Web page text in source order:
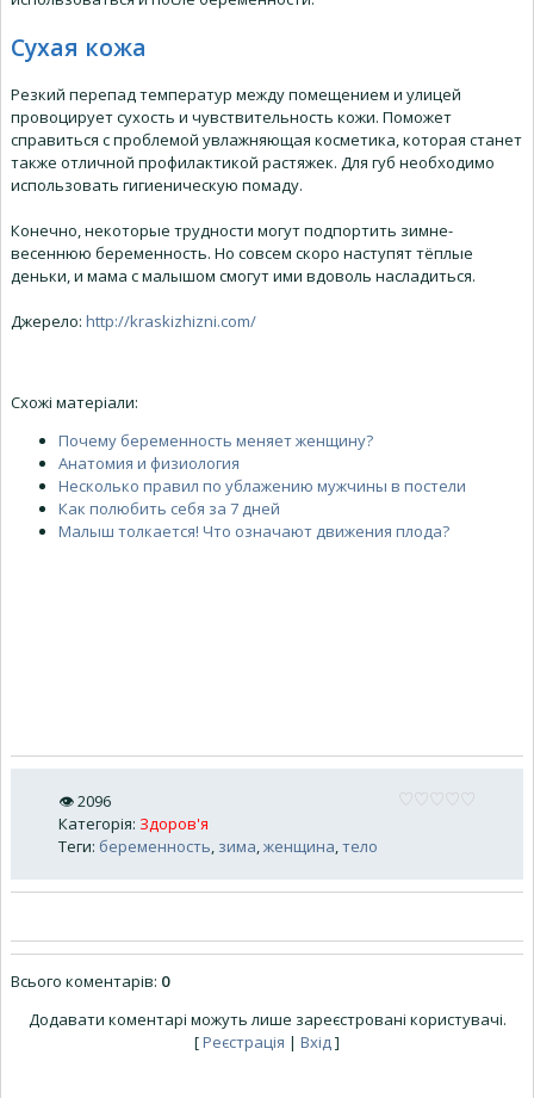
Сухая кожа
Резкий перепад температур между помещением и улицей
провоцирует сухость и чувствительность кожи. Поможет
справиться с проблемой увлажняющая косметика, которая станет
также отличной профилактикой растяжек. Для губ необходимо
использовать гигиеническую помаду.
Конечно, некоторые трудности могут подпортить зимне-
весеннюю беременность. Но совсем скоро наступят тёплые
деньки, и мама с малышом смогут ими вдоволь насладиться.
Джерело: http://kraskizhizni.com/
Схожі матеріали:
Почему беременность меняет женщину?
Анатомия и физиология
Несколько правил по ублажению мужчины в постели
Как полюбить себя за 7 дней
Малыш толкается! Что означают движения плода?
👁2096
Категорія: Здоров'я
Теги: беременность, зима,женщина,тело
Всього коментарів: 0
Додавати коментарі можуть лише зареєстровані користувачі.
[Реєстрація | Вхід]